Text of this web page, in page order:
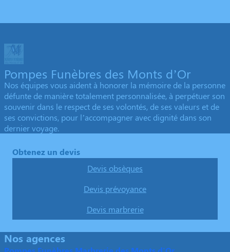
Pompes Funèbres des Monts d’Or
Nos équipes vous aident à honorer la mémoire de la personne
défunte de manière totalement personnalisée, à perpétuer son
souvenir dans le respect de ses volontés, de ses valeurs et de
ses convictions, pour l’accompagner avec dignité dans son
dernier voyage.
Obtenez un devis
Devis obsèques
Devis prévoyance
Devis marbrerie
Nos agences